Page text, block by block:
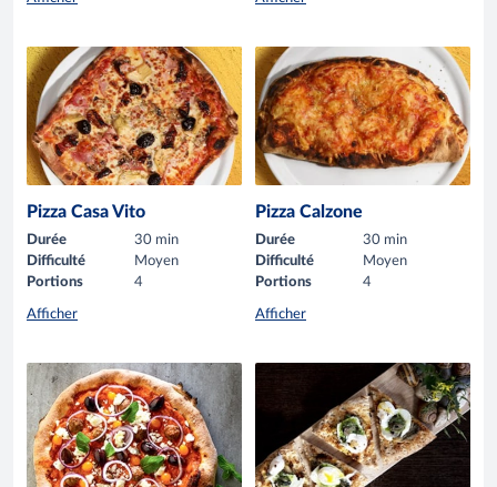
Pizza Casa Vito
Durée
30 min
Difficulté
Moyen
Portions
4
Afficher
Pizza Calzone
Durée
30 min
Difficulté
Moyen
Portions
4
Afficher